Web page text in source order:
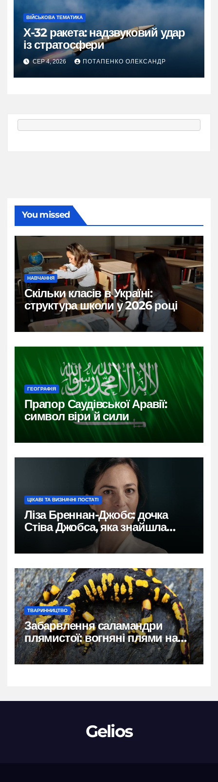
ВІЙСЬКОВА ТЕМАТИКА
Х-32 ракета: надзвуковий удар
із стратосфери
СЕР 4, 2026 ПОТАПЕНКО ОЛЕКСАНДР
You missed
НАВЧАННЯ
Скільки класів в Україні:
структура школи у 2026 році
ГЕОГРАФІЯ
Прапор Саудівської Аравії:
символ віри й сили
ЦІКАВІ ТА ВИЗНАЧНІ ПОСТАТІ
Ліза Бреннан-Джобс: дочка
Стіва Джобса, яка знайшла
власний голос
ТВАРИННИЦТВО
Забарвлення саламандри
плямистої: вогняні плями на
чорному тлі
Gelios